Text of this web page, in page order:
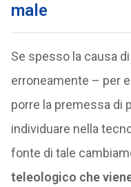
male
Se spesso la causa
erroneamente – per
porre la premessa di
individuare nella
fonte di tale
teleologico che